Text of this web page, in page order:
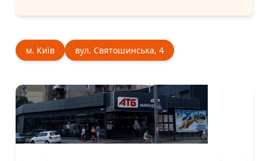
м. Київ вул. Святошинська, 4